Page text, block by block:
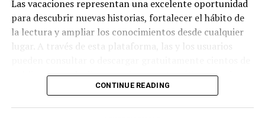
La Presea Manuel Acuña será entregada en el mes de
noviembre, en un evento organizado por el
Ayuntamiento a través del Instituto Municipal de
Las vacaciones representan una excelente oportunidad
para descubrir nuevas historias, fortalecer el hábito de
la lectura y ampliar los conocimientos desde cualquier
lugar. A través de esta plataforma, las y los usuarios
publicaciones de diversos géneros y temáticas, desde
una computadora, tableta o teléfono celular.
CONTINUE READING